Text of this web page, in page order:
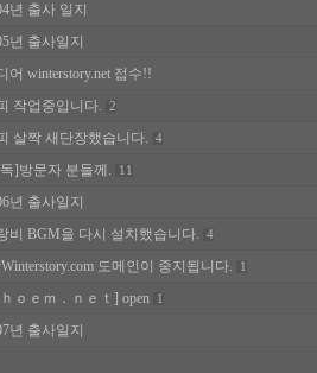
년 출사 일지
년 출사일지
어 winterstory.net 접수!!
작업중입니다. 2
살짝 새단장했습니다. 4
]방문자 분들께. 11
년 출사일지
비 BGM을 다시 설치했습니다. 4
도메인이 중지됩니다. 1
ｏｅｍ．ｎｅｔ] open 1
년 출사일지